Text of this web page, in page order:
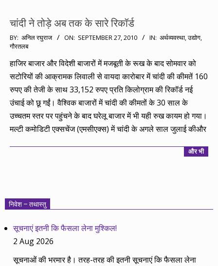
चांदी ने तोड़े अब तक के सारे रिकॉर्ड
2010-
09-
27
BY: अनिल रघुराज ON: SEPTEMBER 27, 2010 IN: अर्थव्यवस्था,उद्योग,
गौरतलब
हाजिर बाजार और विदेशी बाजारों में मजबूती के रूख के बाद सोमवार को
सटोरियों की आक्रामक लिवाली से वायदा कारोबार में चांदी की कीमतें 160
रुपए की तेजी के साथ 33,152 रुपए प्रति किलोग्राम की रिकॉर्ड नई
उंचाई को छू गईं। वैश्विक बाजारों में चांदी की कीमतों के 30 साल के
उच्चतम स्तर पर पहुंचने के बाद घरेलू बाजार में भी यही रुख कायम हो गया।
मल्टी कमोडिटी एक्सचेंज (एमसीएक्स) में चांदी के अगले साल जुलाई कीऔर
और भी
निवेश – तथास्तु
सूचनाएं इतनी कि फैसला लेना मुश्किल!
2 Aug 2026
सूचनाओं की भरमार है। तरह-तरह की इतनी सूचनाएं कि फैसला लेना